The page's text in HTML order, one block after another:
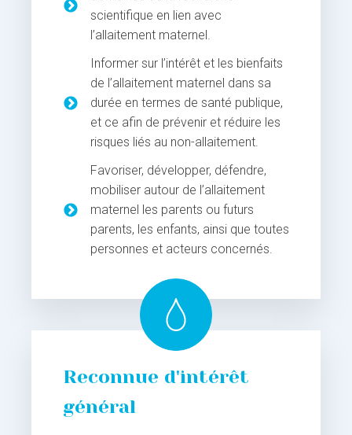
scientifique en lien avec
l’allaitement maternel.
Informer sur l’intérêt et les bienfaits
de l’allaitement maternel dans sa
durée en termes de santé publique,
et ce afin de prévenir et réduire les
risques liés au non-allaitement.
Favoriser, développer, défendre,
mobiliser autour de l’allaitement
maternel les parents ou futurs
parents, les enfants, ainsi que toutes
personnes et acteurs concernés.
Reconnue d'intérêt
général